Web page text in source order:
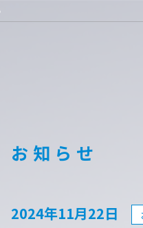
お知らせ
2024年11月22日